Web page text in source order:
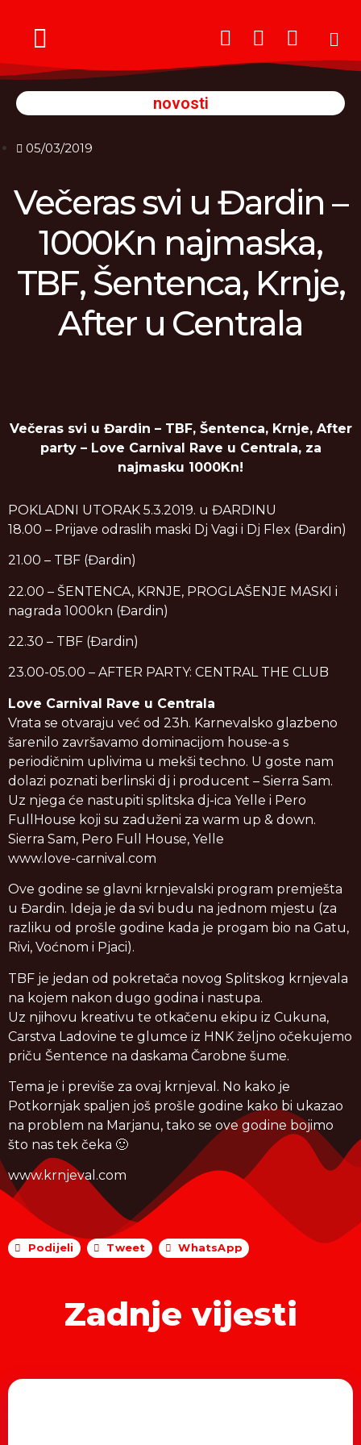
novosti
05/03/2019
Večeras svi u Đardin –
1000Kn najmaska,
TBF, Šentenca, Krnje,
After u Centrala
Večeras svi u Đardin – TBF, Šentenca, Krnje, After
party – Love Carnival Rave u Centrala, za
najmasku 1000Kn!
POKLADNI UTORAK 5.3.2019. u ĐARDINU
18.00 – Prijave odraslih maski Dj Vagi i Dj Flex (Đardin)
21.00 – TBF (Đardin)
22.00 – ŠENTENCA, KRNJE, PROGLAŠENJE MASKI i
nagrada 1000kn (Đardin)
22.30 – TBF (Đardin)
23.00-05.00 – AFTER PARTY: CENTRAL THE CLUB
Love Carnival Rave u Centrala
Vrata se otvaraju već od 23h. Karnevalsko glazbeno
šarenilo završavamo dominacijom house-a s
periodičnim uplivima u mekši techno. U goste nam
dolazi poznati berlinski dj i producent – Sierra Sam.
Uz njega će nastupiti splitska dj-ica Yelle i Pero
FullHouse koji su zaduženi za warm up & down.
Sierra Sam, Pero Full House, Yelle
www.love-carnival.com
Ove godine se glavni krnjevalski program premješta
u Đardin. Ideja je da svi budu na jednom mjestu (za
razliku od prošle godine kada je progam bio na Gatu,
Rivi, Voćnom i Pjaci).
TBF je jedan od pokretača novog Splitskog krnjevala
na kojem nakon dugo godina i nastupa.
Uz njihovu kreativu te otkačenu ekipu iz Cukuna,
Carstva Ladovine te glumce iz HNK željno očekujemo
priču Šentence na daskama Čarobne šume.
Tema je i previše za ovaj krnjeval. No kako je
Potkornjak spaljen još prošle godine kako bi ukazao
na problem na Marjanu, tako se ove godine bojimo
što nas tek čeka 🙂
www.krnjeval.com
Podijeli Tweet WhatsApp
Zadnje vijesti